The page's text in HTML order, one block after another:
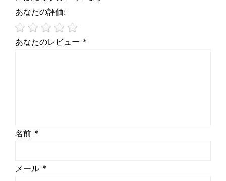
あなたの評価:
あなたのレビュー *
名前 *
メール *